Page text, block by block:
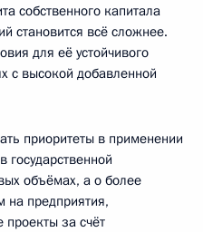
собственного капитала
становится всё сложнее.
для её устойчивого
с высокой добавленной
приоритеты в применении
государственной
объёмах, а о более
на предприятия,
за счёт